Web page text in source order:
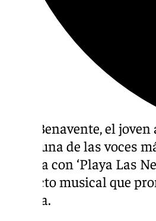
Julio Benavente, el
como una de las voces
regresa con ‘Playa Las
proyecto musical que
carrera.